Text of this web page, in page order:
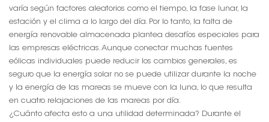
varía según factores aleatorios como el tiempo, la fase lunar, la
estación y el clima a lo largo del día. Por lo tanto, la falta de
energía renovable almacenada plantea desafíos especiales para
las empresas eléctricas. Aunque conectar muchas fuentes
eólicas individuales puede reducir los cambios generales, es
seguro que la energía solar no se puede utilizar durante la noche
y la energía de las mareas se mueve con la luna, lo que resulta
en cuatro relajaciones de las mareas por día.
¿Cuánto afecta esto a una utilidad determinada? Durante el